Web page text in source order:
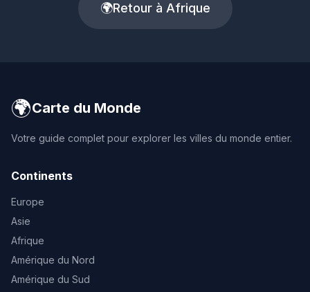
🌍Retour à Afrique
🌍Carte du Monde
Votre guide complet pour explorer les villes du monde entier.
Continents
Europe
Asie
Afrique
Amérique du Nord
Amérique du Sud